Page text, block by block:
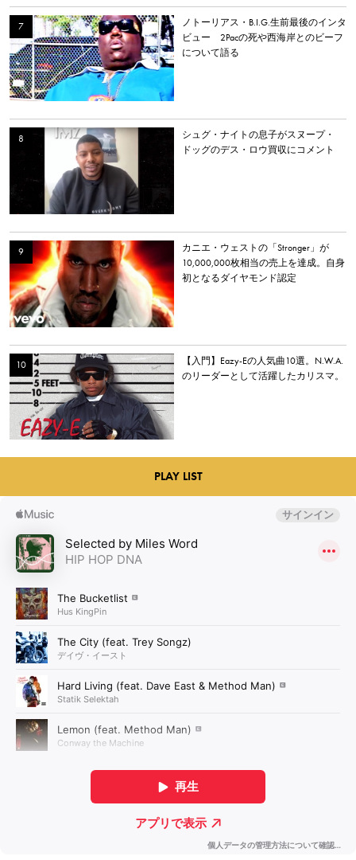
ノトーリアス・B.I.G.生前最後のインタ
ビュー 2Pacの死や西海岸とのビーフ
について語る
シュグ・ナイトの息子がスヌープ・
ドッグのデス・ロウ買収にコメント
カニエ・ウェストの「Stronger」が
10,000,000枚相当の売上を達成。自身
初となるダイヤモンド認定
【入門】Eazy-Eの人気曲10選。N.W.A.
のリーダーとして活躍したカリスマ。
PLAY LIST